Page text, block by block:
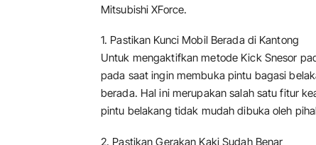
Mitsubishi XForce.
1. Pastikan Kunci Mobil Berada di Kantong
Untuk mengaktifkan metode Kick Snesor
pada saat ingin membuka pintu bagasi
berada. Hal ini merupakan salah satu fitur
pintu belakang tidak mudah dibuka oleh
2. Pastikan Gerakan Kaki Sudah Benar